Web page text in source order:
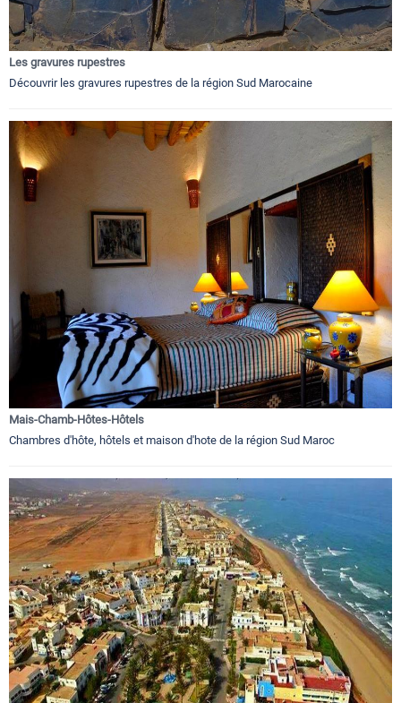
Les gravures rupestres
Découvrir les gravures rupestres de la région Sud Marocaine
Mais-Chamb-Hôtes-Hôtels
Chambres d'hôte, hôtels et maison d'hote de la région Sud Maroc